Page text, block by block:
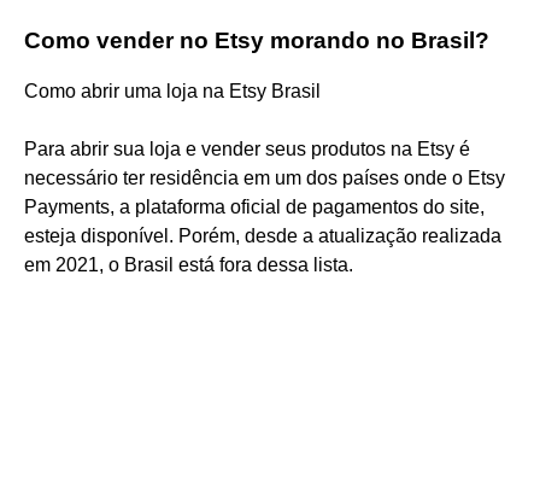
Como vender no Etsy morando no Brasil?
Como abrir uma loja na Etsy Brasil
Para abrir sua loja e vender seus produtos na Etsy é
necessário ter residência em um dos países onde o Etsy
Payments, a plataforma oficial de pagamentos do site,
esteja disponível. Porém, desde a atualização realizada
em 2021, o Brasil está fora dessa lista.